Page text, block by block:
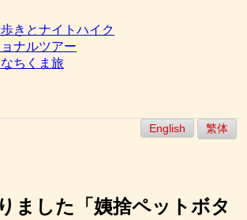
きとナイトハイク
ナルツアー
ちくま旅
English 繁体
ました「姨捨ペットボタ